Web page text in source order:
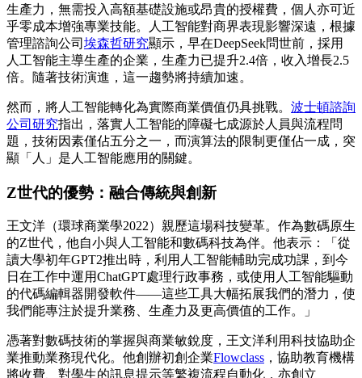
生產力，無需投入高額基礎設施或昂貴的授權費，個人亦可近
乎零成本增強專業技能。人工智能對商界表現影響深遠，根據
管理諮詢公司 埃森哲研究顯示，早在DeepSeek問世前，採用
人工智能主導生產的企業，生產力已提升2.4倍，收入增長2.5
倍。隨著技術演進，這一趨勢將持續加速。
然而，將人工智能轉化為實際商業價值仍具挑戰。 波士頓諮詢
公司研究指出，落實人工智能的障礙七成源於人員與流程問
題，技術因素僅佔五分之一，而演算法的限制更僅佔一成，突
顯「人」是人工智能應用的關鍵。
Z世代的優勢：融合傳統與創新
王文洋（環球商業學2022）親歷這場科技變革。作為數碼原生
的Z世代，他自小與人工智能和數碼科技為伴。他表示：「從
讀大學初年GPT2推出時，利用人工智能輔助完成功課，到今
日在工作中運用ChatGPT處理行政事務，或使用人工智能驅動
的代碼編輯器開發軟件——這些工具大幅拓展我們的潛力，使
我們能專注於提升業務、生產力及更高價值的工作。」
憑著對數碼技術的掌握與商業敏銳度，王文洋利用科技協助企
業推動業務現代化。他創辦初創企業Flowclass ，協助教育機構
將收費、對學生的訊息提示等繁複流程自動化，亦創立